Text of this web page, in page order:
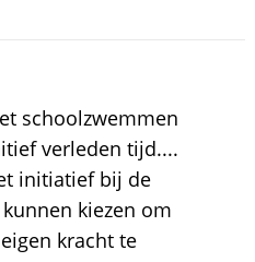
schoolzwemmen
verleden tijd....
initiatief bij de
kiezen om
kracht te